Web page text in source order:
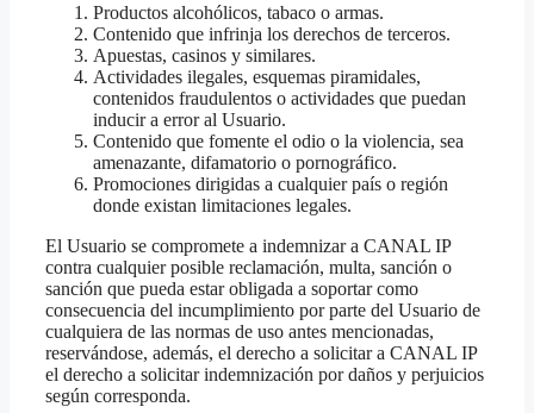
Productos alcohólicos, tabaco o armas.
Contenido que infrinja los derechos de terceros.
Apuestas, casinos y similares.
Actividades ilegales, esquemas piramidales,
contenidos fraudulentos o actividades que puedan
inducir a error al Usuario.
Contenido que fomente el odio o la violencia, sea
amenazante, difamatorio o pornográfico.
Promociones dirigidas a cualquier país o región
donde existan limitaciones legales.
El Usuario se compromete a indemnizar a CANAL IP
contra cualquier posible reclamación, multa, sanción o
sanción que pueda estar obligada a soportar como
consecuencia del incumplimiento por parte del Usuario de
cualquiera de las normas de uso antes mencionadas,
reservándose, además, el derecho a solicitar a CANAL IP
el derecho a solicitar indemnización por daños y perjuicios
según corresponda.